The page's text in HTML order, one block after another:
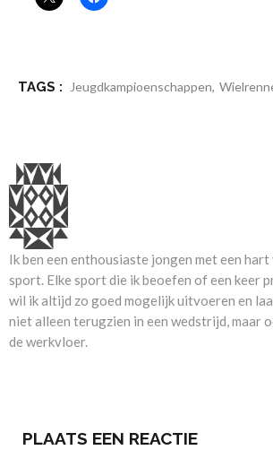
TAGS : Jeugdkampioenschappen,
Ik ben een enthousiaste jongen met een
sport. Elke sport die ik beoefen of een keer
wil ik altijd zo goed mogelijk uitvoeren en
niet alleen terugzien in een wedstrijd, maar
de werkvloer.
PLAATS EEN REACTIE